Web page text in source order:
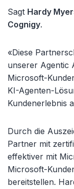
Sagt Hardy
Cognigy.
«Diese
unserer Agentic
Microsoft-
KI-Agenten-
Kundenerlebnis
Durch die
Partner mit
effektiver mit
Microsoft-
bereitstellen.